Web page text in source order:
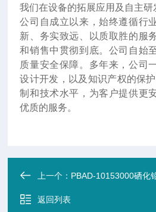
我们在设备的拓展应用及自主研
公司自成立以来，始终遵循行
新、务实致远、以质取胜的服
和销售中贯彻到底。公司自始
质量安全保障。多年来，公司
设计开发，以及知识产权的保
制和技术水平，为客户提供更
优质的服务。
上一个： PBAD-10153000硒化
返回列表